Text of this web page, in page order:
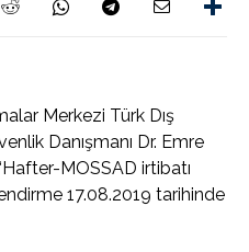
Merkezi Türk Dış
Danışmanı Dr. Emre
MOSSAD irtibatı
17.08.2019 tarihinde